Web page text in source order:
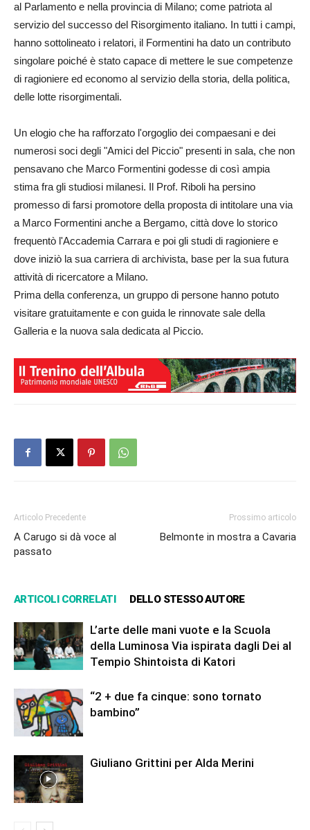
al Parlamento e nella provincia di Milano; come patriota al
servizio del successo del Risorgimento italiano. In tutti i campi,
hanno sottolineato i relatori, il Formentini ha dato un contributo
singolare poiché è stato capace di mettere le sue competenze
di ragioniere ed economo al servizio della storia, della politica,
delle lotte risorgimentali.
Un elogio che ha rafforzato l'orgoglio dei compaesani e dei
numerosi soci degli "Amici del Piccio" presenti in sala, che non
pensavano che Marco Formentini godesse di così ampia
stima fra gli studiosi milanesi. Il Prof. Riboli ha persino
promesso di farsi promotore della proposta di intitolare una via
a Marco Formentini anche a Bergamo, città dove lo storico
frequentò l'Accademia Carrara e poi gli studi di ragioniere e
dove iniziò la sua carriera di archivista, base per la sua futura
attività di ricercatore a Milano.
Prima della conferenza, un gruppo di persone hanno potuto
visitare gratuitamente e con guida le rinnovate sale della
Galleria e la nuova sala dedicata al Piccio.
Articolo Precedente
A Carugo si dà voce al
passato
Prossimo articolo
Belmonte in mostra a Cavaria
ARTICOLI CORRELATI DELLO STESSO AUTORE
L’arte delle mani vuote e la Scuola
della Luminosa Via ispirata dagli Dei al
Tempio Shintoista di Katori
“2 + due fa cinque: sono tornato
bambino”
Giuliano Grittini per Alda Merini